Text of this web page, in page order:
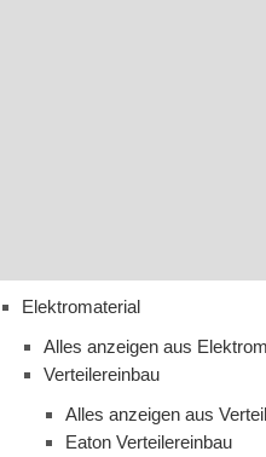
Elektromaterial
Alles anzeigen aus
Verteilereinbau
Alles anzeigen aus
Eaton Verteilereinbau